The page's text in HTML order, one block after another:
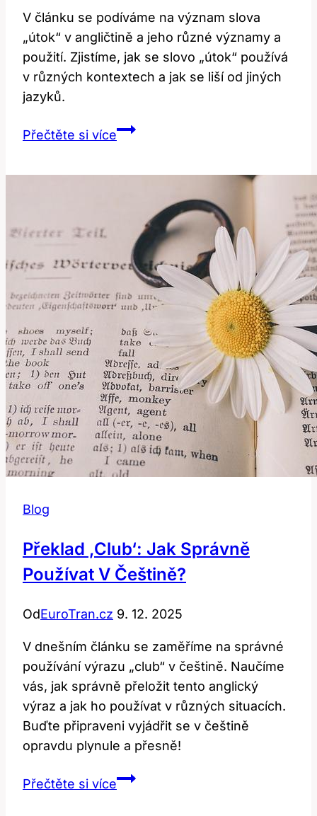
V článku se podíváme na význam slova
„útok“ v angličtině a jeho různé významy a
použití. Zjistíme, jak se slovo „útok“ používá
v různých kontextech a jak se liší od jiných
jazyků.
Přečtěte si víceOffense:
Anglickém
Jazyce?
Blog
Překlad ‚club‘: Jak Správně
Používat V Češtině?
OdEuroTran.cz 9. 12. 2025
V dnešním článku se zaměříme na správné
používání výrazu „club“ v češtině. Naučíme
vás, jak správně přeložit tento anglický
výraz a jak ho používat v různých situacích.
Buďte připraveni vyjádřit se v češtině
opravdu plynule a přesně!
Přečtěte si vícePřeklad